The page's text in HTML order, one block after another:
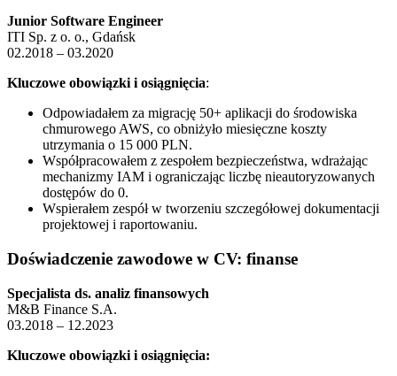
Junior Software Engineer
ITI Sp. z o. o., Gdańsk
02.2018 – 03.2020
Kluczowe obowiązki i osiągnięcia:
Odpowiadałem za migrację 50+ aplikacji do środowiska
chmurowego AWS, co obniżyło miesięczne koszty
utrzymania o 15 000 PLN.
Współpracowałem z zespołem bezpieczeństwa, wdrażając
mechanizmy IAM i ograniczając liczbę nieautoryzowanych
dostępów do 0.
Wspierałem zespół w tworzeniu szczegółowej dokumentacji
projektowej i raportowaniu.
Doświadczenie zawodowe w CV: finanse
Specjalista ds. analiz finansowych
M&B Finance S.A.
03.2018 – 12.2023
Kluczowe obowiązki i osiągnięcia: